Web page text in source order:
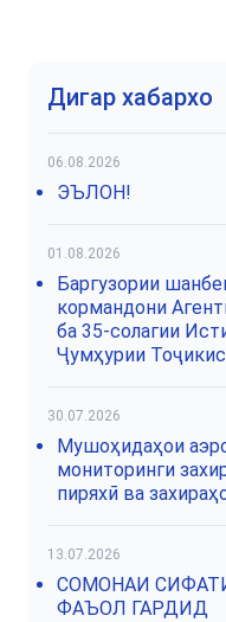
Дигар хабархо
06.08.2026
ЭЪЛОН!
01.08.2026
Баргузории
кормандони
ба 35-солагии
Ҷумҳурии
30.07.2026
Мушоҳидаҳои
мониторинги
пиряхӣ ва
13.07.2026
СОМОНАИ
ФАЪОЛ ГАРДИД